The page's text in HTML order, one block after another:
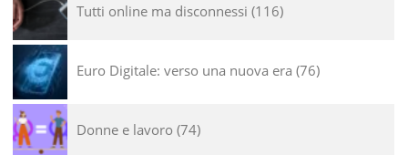
Tutti online ma disconnessi 116
Euro Digitale: verso una nuova era 76
Donne e lavoro 74